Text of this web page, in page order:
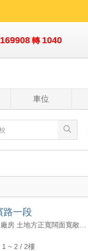
轉 1040
車位
3 房
4 房
5 房以上
路一段
1 ~ 2 / 2樓